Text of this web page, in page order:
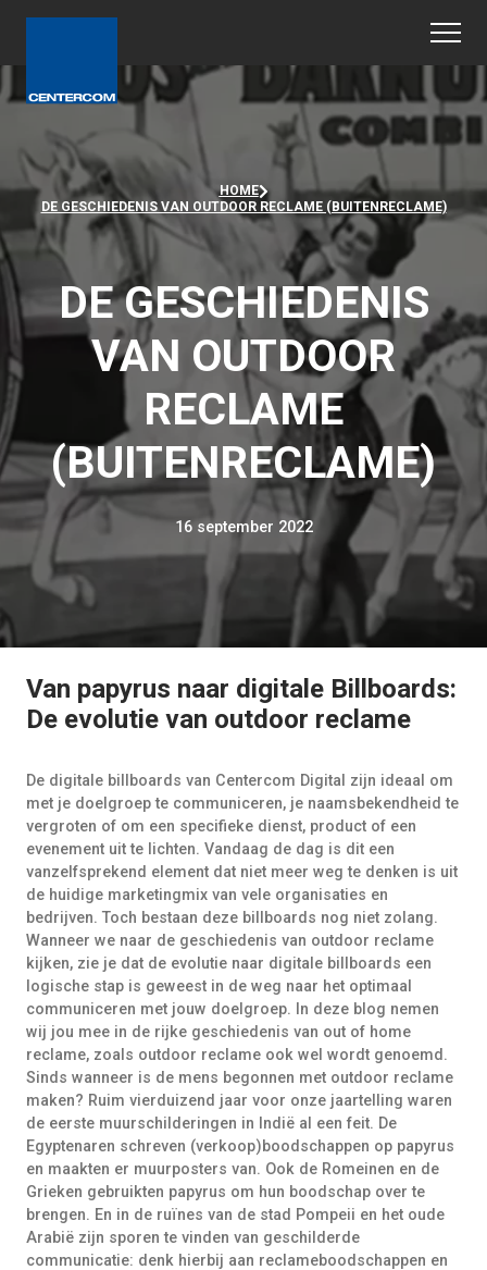
HOME
DE GESCHIEDENIS VAN OUTDOOR RECLAME (BUITENRECLAME)
DE GESCHIEDENIS
VAN OUTDOOR
RECLAME
(BUITENRECLAME)
16 september 2022
Van papyrus naar digitale Billboards:
De evolutie van outdoor reclame
De digitale billboards van Centercom Digital zijn ideaal om
met je doelgroep te communiceren, je naamsbekendheid te
vergroten of om een specifieke dienst, product of een
evenement uit te lichten. Vandaag de dag is dit een
vanzelfsprekend element dat niet meer weg te denken is uit
de huidige marketingmix van vele organisaties en
bedrijven. Toch bestaan deze billboards nog niet zolang.
Wanneer we naar de geschiedenis van outdoor reclame
kijken, zie je dat de evolutie naar digitale billboards een
logische stap is geweest in de weg naar het optimaal
communiceren met jouw doelgroep. In deze blog nemen
wij jou mee in de rijke geschiedenis van out of home
reclame, zoals outdoor reclame ook wel wordt genoemd.
Sinds wanneer is de mens begonnen met outdoor reclame
maken? Ruim vierduizend jaar voor onze jaartelling waren
de eerste muurschilderingen in Indië al een feit. De
Egyptenaren schreven (verkoop)boodschappen op papyrus
en maakten er muurposters van. Ook de Romeinen en de
Grieken gebruikten papyrus om hun boodschap over te
brengen. En in de ruïnes van de stad Pompeii en het oude
Arabië zijn sporen te vinden van geschilderde
communicatie: denk hierbij aan reclameboodschappen en